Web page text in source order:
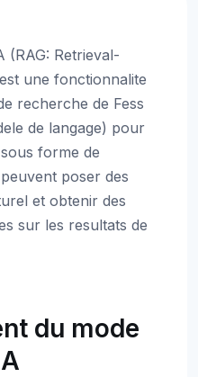
(RAG: Retrieval-
une fonctionnalite
recherche de Fess
de langage) pour
forme de
poser des
et obtenir des
sur les resultats de
du mode